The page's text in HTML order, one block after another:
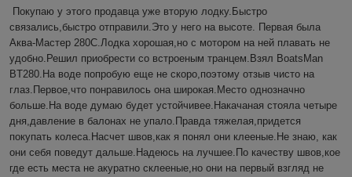
Покупаю у этого продавца уже вторую лодку.Быстро
связались,быстро отправили.Это у него на высоте. Первая была
Аква-Мастер 280С.Лодка хорошая,но с мотором на ней плавать не
удобно.Решил приобрести со встроеным транцем.Взял BoatsMan
BT280.На воде попробую еще не скоро,поэтому отзыв чисто на
глаз.Первое,что понравилось она широкая.Место однозначно
больше.На воде думаю будет устойчивее.Накачаная стояла четыре
дня,давление в балонах не упало.Правда тяжелая,придется
покупать колеса.Насчет швов,как я понял они клееные.Не знаю, как
они себя поведут дальше.Надеюсь на лучшее.По качеству швов,кое
где есть места не акуратно склееные,но они на первый взгляд не